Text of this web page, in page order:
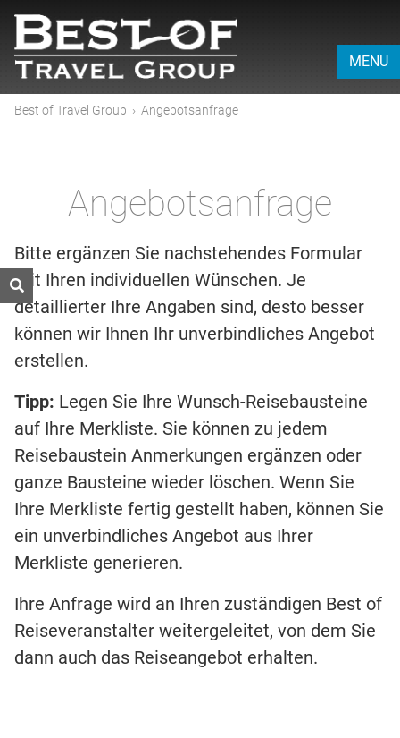
MENU
Best of Travel Group › Angebotsanfrage
Angebotsanfrage
Bitte ergänzen Sie nachstehendes Formular
mit Ihren individuellen Wünschen. Je
detaillierter Ihre Angaben sind, desto besser
können wir Ihnen Ihr unverbindliches Angebot
erstellen.
Tipp: Legen Sie Ihre Wunsch-Reisebausteine
auf Ihre Merkliste. Sie können zu jedem
Reisebaustein Anmerkungen ergänzen oder
ganze Bausteine wieder löschen. Wenn Sie
Ihre Merkliste fertig gestellt haben, können Sie
ein unverbindliches Angebot aus Ihrer
Merkliste generieren.
Ihre Anfrage wird an Ihren zuständigen Best of
Reiseveranstalter weitergeleitet, von dem Sie
dann auch das Reiseangebot erhalten.